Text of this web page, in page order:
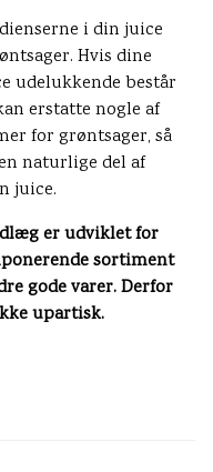
i din juice
Hvis dine
udelukkende består
erstatte nogle af
for grøntsager, så
naturlige del af
juice.
er udviklet for
sortiment
gode varer. Derfor
upartisk.